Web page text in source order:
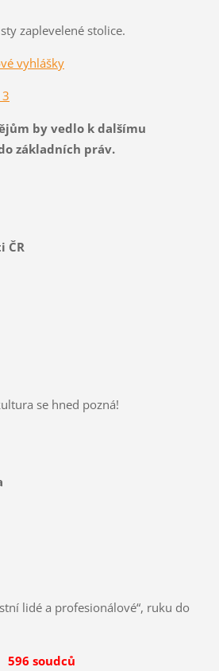
zaplevelené stolice.
vyhlášky
by vedlo k dalšímu
základních práv.
ČR
se hned pozná!
lidé a profesionálové“, ruku do
596 soudců